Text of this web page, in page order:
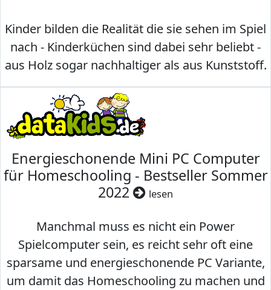
Kinder bilden die Realität die sie sehen im Spiel
nach - Kinderküchen sind dabei sehr beliebt -
aus Holz sogar nachhaltiger als aus Kunststoff.
Energieschonende Mini PC Computer
für Homeschooling - Bestseller Sommer
2022
lesen
Manchmal muss es nicht ein Power
Spielcomputer sein, es reicht sehr oft eine
sparsame und energieschonende PC Variante,
um damit das Homeschooling zu machen und